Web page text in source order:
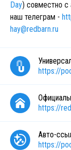
Day) совместно с
наш телеграм -
hay@redbarn.ru
https://
https://
Авто-
https://